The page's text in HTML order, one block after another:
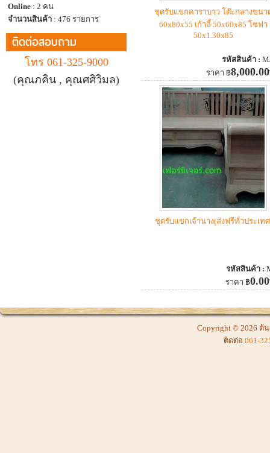
Online : 2 คน
จำนวนสินค้า : 476 รายการ
ติดต่อสอบถาม
โทร 061-325-9000
(คุณภคิน , คุณศศิวิมล)
ชุดรับแขกคาราบาว โต๊ะกลางขนา
60x80x55 เก้าอี้ 50x60x85 โซฟา
50x1.30x85
รหัสสินค้า :
ราคา ฿8,000.00
ชุดรับแขกเจ้านาง(ส่งฟรีทั่วประเท
รหัสสินค้า :
ราคา ฿0.00
Copyright © 2026 ต้น
ติดต่อ 061-